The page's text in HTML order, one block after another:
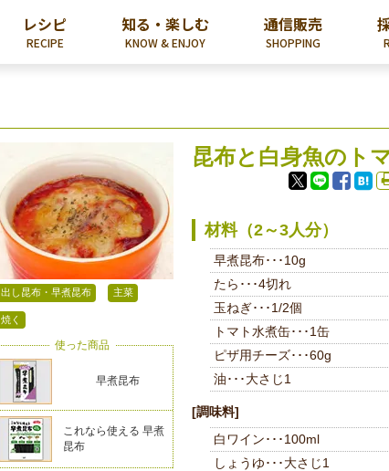
レシピ
RECIPE
知る・楽しむ
KNOW & ENJOY
通信販売
SHOPPING
出し昆布・早煮昆布 主菜
焼く
使った商品
早煮昆布
これなら使える 早煮
昆布
昆布と白身魚のト
材料（2～3人分）
早煮昆布･･･10g
たら･･･4切れ
玉ねぎ･･･1/2個
トマト水煮缶･･･1缶
ピザ用チーズ･･･60g
油･･･大さじ1
[調味料]
白ワイン･･･100ml
しょうゆ･･･大さじ1